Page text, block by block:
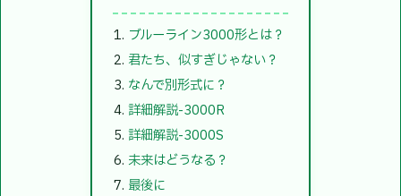
ブルーライン3000形とは？
君たち、似すぎじゃない？
なんで別形式に？
詳細解説-3000R
詳細解説-3000S
未来はどうなる？
最後に